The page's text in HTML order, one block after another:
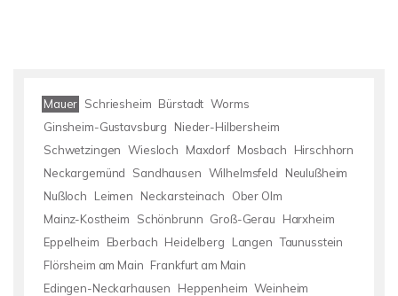
Mauer Schriesheim Bürstadt Worms
Ginsheim-Gustavsburg
Nieder-Hilbersheim
Schwetzingen Wiesloch Maxdorf Mosbach
Hirschhorn
Neckargemünd
Sandhausen Wilhelmsfeld
Neulußheim
Nußloch
Leimen Neckarsteinach
Ober Olm
Mainz-Kostheim
Schönbrunn Groß-Gerau
Harxheim
Eppelheim
Eberbach Heidelberg Langen Taunusstein
Flörsheim am Main Frankfurt am Main
Edingen-Neckarhausen
Heppenheim Weinheim